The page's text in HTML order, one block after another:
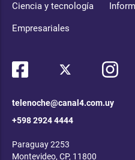
Ciencia y tecnología
Empresariales
telenoche@canal4.com.uy
+598 2924 4444
Paraguay 2253
Montevideo, CP, 11800